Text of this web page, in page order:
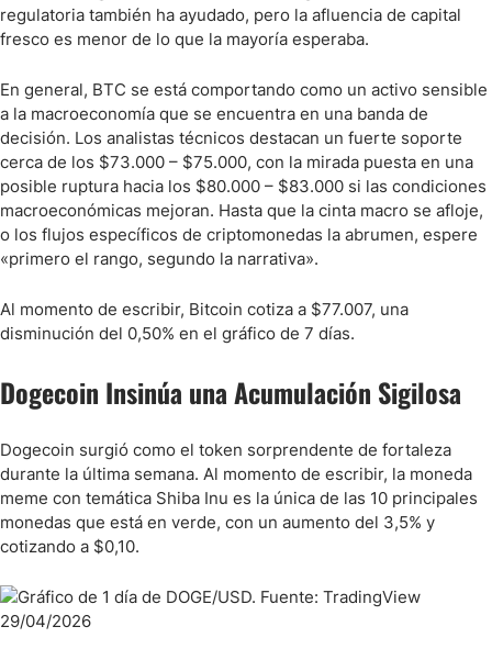
regulatoria también ha ayudado, pero la afluencia de capital
fresco es menor de lo que la mayoría esperaba.
En general, BTC se está comportando como un activo sensible
a la macroeconomía que se encuentra en una banda de
decisión. Los analistas técnicos destacan un fuerte soporte
cerca de los $73.000 – $75.000, con la mirada puesta en una
posible ruptura hacia los $80.000 – $83.000 si las condiciones
macroeconómicas mejoran. Hasta que la cinta macro se afloje,
o los flujos específicos de criptomonedas la abrumen, espere
«primero el rango, segundo la narrativa».
Al momento de escribir, Bitcoin cotiza a $77.007, una
disminución del 0,50% en el gráfico de 7 días.
Dogecoin Insinúa una Acumulación Sigilosa
Dogecoin surgió como el token sorprendente de fortaleza
durante la última semana. Al momento de escribir, la moneda
meme con temática Shiba Inu es la única de las 10 principales
monedas que está en verde, con un aumento del 3,5% y
cotizando a $0,10.